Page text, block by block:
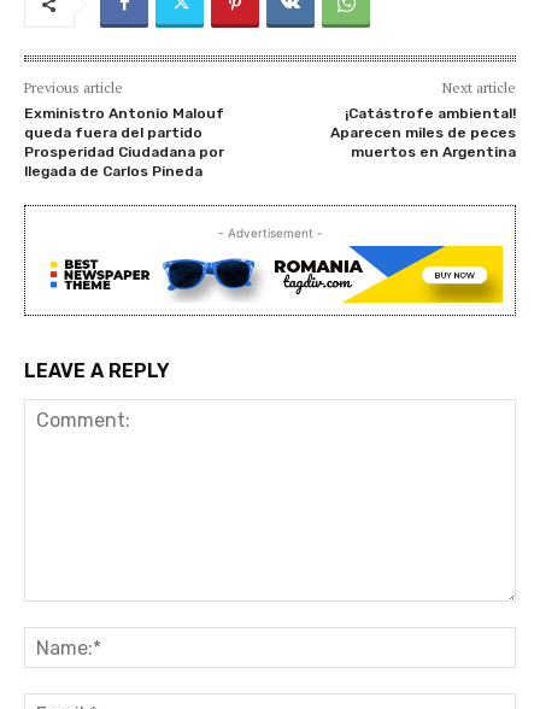
Previous article
Exministro Antonio Malouf
queda fuera del partido
Prosperidad Ciudadana por
llegada de Carlos Pineda
Next article
¡Catástrofe ambiental!
Aparecen miles de peces
muertos en Argentina
- Advertisement -
LEAVE A REPLY